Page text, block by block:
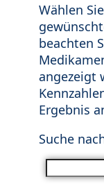
Wählen
beachten
angezeigt
Ergebnis
Suche